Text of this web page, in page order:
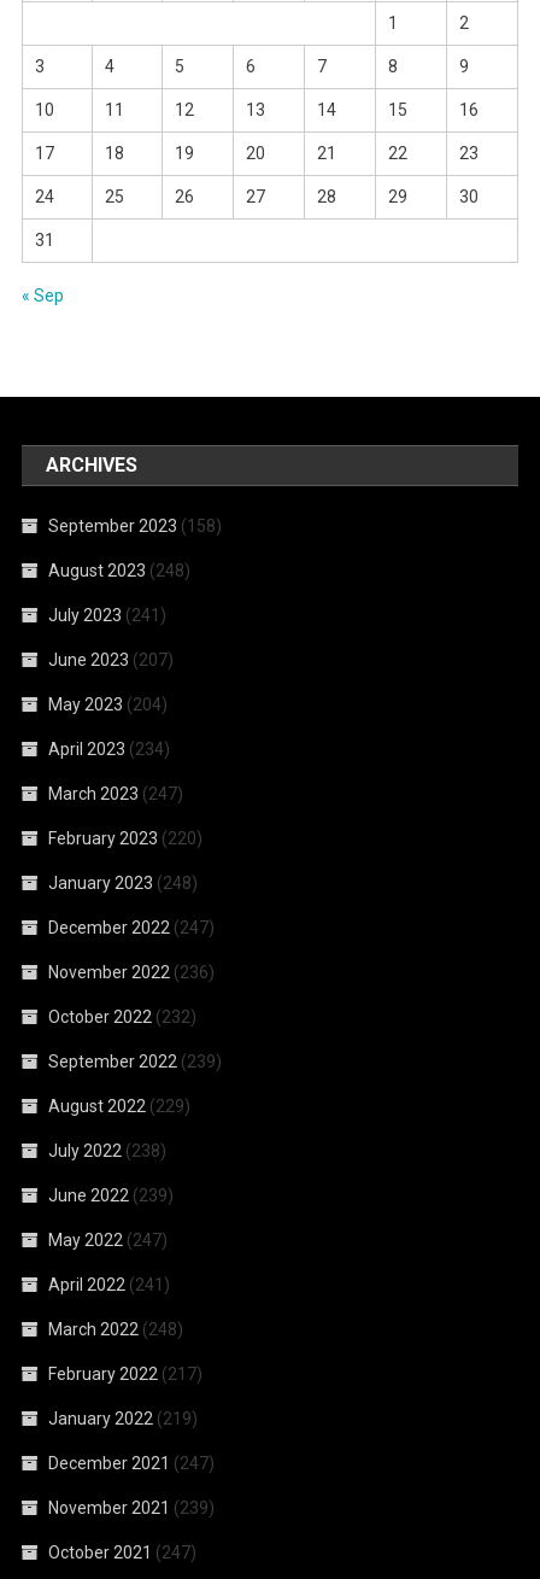
1 2
3 4 5 6 7 8 9
10 11 12 13 14 15 16
17 18 19 20 21 22 23
24 25 26 27 28 29 30
31
« Sep
ARCHIVES
September 2023 (158)
August 2023 (248)
July 2023 (241)
June 2023 (207)
May 2023 (204)
April 2023 (234)
March 2023 (247)
February 2023 (220)
January 2023 (248)
December 2022 (247)
November 2022 (236)
October 2022 (232)
September 2022 (239)
August 2022 (229)
July 2022 (238)
June 2022 (239)
May 2022 (247)
April 2022 (241)
March 2022 (248)
February 2022 (217)
January 2022 (219)
December 2021 (247)
November 2021 (239)
October 2021 (247)